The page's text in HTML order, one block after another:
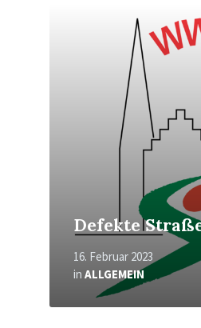
Defekte
16. Februar 2023
in ALLGEMEIN